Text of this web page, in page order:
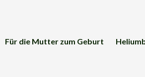
Für die Mutter zum Geburt